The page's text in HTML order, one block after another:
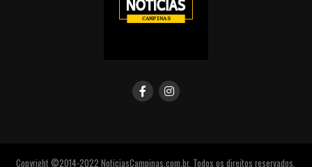
Copyright ©2014-2022 NoticiasCampinas.com.br. Todos os direitos reservados.